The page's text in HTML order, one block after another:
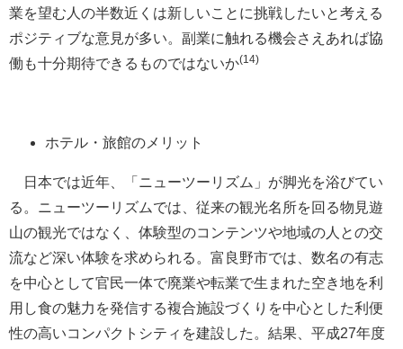
業を望む人の半数近くは新しいことに挑戦したいと考える
ポジティブな意見が多い。副業に触れる機会さえあれば協
働も十分期待できるものではないか(14)
ホテル・旅館のメリット
日本では近年、「ニューツーリズム」が脚光を浴びてい
る。ニューツーリズムでは、従来の観光名所を回る物見遊
山の観光ではなく、体験型のコンテンツや地域の人との交
流など深い体験を求められる。富良野市では、数名の有志
を中心として官民一体で廃業や転業で生まれた空き地を利
用し食の魅力を発信する複合施設づくりを中心とした利便
性の高いコンパクトシティを建設した。結果、平成27年度